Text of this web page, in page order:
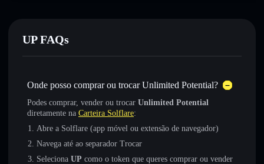
UP FAQs
Onde posso comprar ou trocar Unlimited Potential?
Podes comprar, vender ou trocar Unlimited Potential
diretamente na Carteira Solflare:
Abre a Solflare (app móvel ou extensão de navegador)
Navega até ao separador Trocar
Seleciona UP como o token que queres comprar ou vender